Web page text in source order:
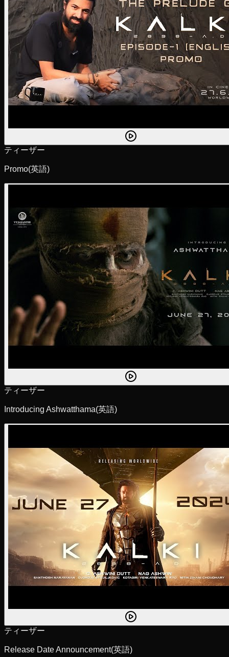
ティーザー
Promo(英語)
ティーザー
Introducing Ashwatthama(英語)
ティーザー
Release Date Announcement(英語)